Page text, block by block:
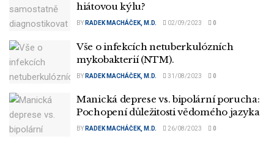
hiátovou kýlu?
BY RADEK MACHÁČEK, M.D. 02/09/2023 0
Vše o infekcích netuberkulózních
mykobakterií (NTM).
BY RADEK MACHÁČEK, M.D. 31/08/2023 0
Manická deprese vs. bipolární porucha:
Pochopení důležitosti vědomého jazyka
BY RADEK MACHÁČEK, M.D. 26/08/2023 0